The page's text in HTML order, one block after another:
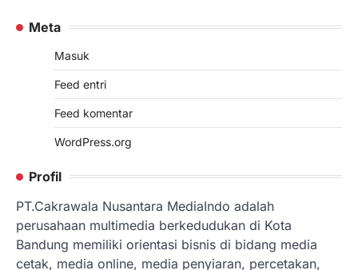
Meta
Masuk
Feed entri
Feed komentar
WordPress.org
Profil
PT.Cakrawala Nusantara MediaIndo adalah
perusahaan multimedia berkedudukan di Kota
Bandung memiliki orientasi bisnis di bidang media
cetak, media online, media penyiaran, percetakan,